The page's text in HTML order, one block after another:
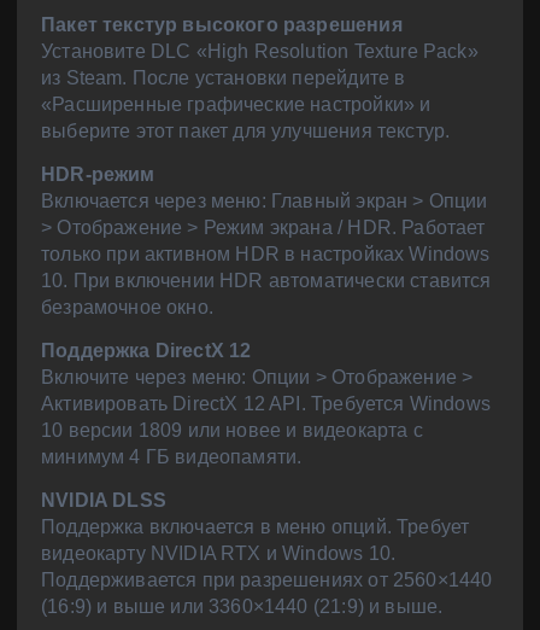
Пакет текстур высокого разрешения
Установите DLC «High Resolution Texture Pack»
из Steam. После установки перейдите в
«Расширенные графические настройки» и
выберите этот пакет для улучшения текстур.
HDR-режим
Включается через меню: Главный экран > Опции
> Отображение > Режим экрана / HDR. Работает
только при активном HDR в настройках Windows
10. При включении HDR автоматически ставится
безрамочное окно.
Поддержка DirectX 12
Включите через меню: Опции > Отображение >
Активировать DirectX 12 API. Требуется Windows
10 версии 1809 или новее и видеокарта с
минимум 4 ГБ видеопамяти.
NVIDIA DLSS
Поддержка включается в меню опций. Требует
видеокарту NVIDIA RTX и Windows 10.
Поддерживается при разрешениях от 2560×1440
(16:9) и выше или 3360×1440 (21:9) и выше.